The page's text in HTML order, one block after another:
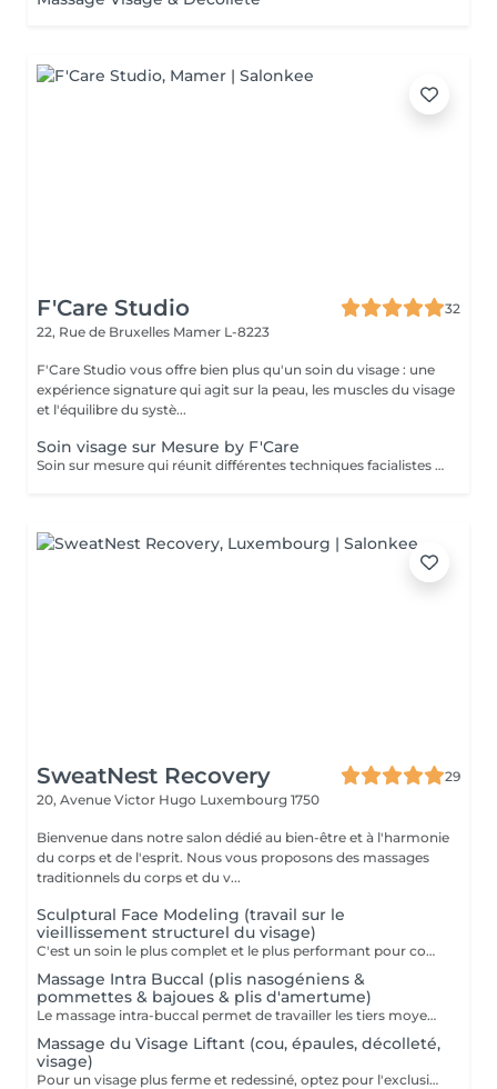
F'Care Studio
32
22, Rue de Bruxelles Mamer L-8223
F'Care Studio vous offre bien plus qu'un soin du visage : une
expérience signature qui agit sur la peau, les muscles du visage
et l'équilibre du systè...
Soin visage sur Mesure by F'Care
Soin sur mesure qui réunit différentes techniques facialistes pour cibler en profondeur vos besoins et attentes, zone par zone. La promesse d'une pause bien-être rien que pour vous, d'un soin massage facialiste sur mesure avec des résultats visibles immédiatement. Pour qui ? Vous aimez les soins du visage naturels et non invasifs reposant sur les bienfaits du massage manuel pour transformer durablement la qualité de votre peau et la structure de votre visage. Bénéfices : Effets visibles sur les signes de vieillissement, de fatigue, les gonflements, les imperfections et le manque d'éclat. Chaque soin est réalisé sur mesure en fonction de vos besoins et attentes - Diagnostic de peau et morpho facial - Nettoyage de la peau - Massage en profondeur du visage, cou, décolleté et crâne - Recommandation personnalisé Soin de 60 minutes : 140 € Soin de 75 minutes : 160€ Soin de 90 minutes : 180€ Ajoutez une séance de thérapie LED anti imperfections de 20 minutes (+25€). Lieu : F'Care Studio, 22 rue de Bruxelles à Mamer (Luxembourg). Place de parking privative à droite du studio.
SweatNest Recovery
29
20, Avenue Victor Hugo Luxembourg 1750
Bienvenue dans notre salon dédié au bien-être et à l'harmonie
du corps et de l'esprit. Nous vous proposons des massages
traditionnels du corps et du v...
Sculptural Face Modeling (travail sur le
vieillissement structurel du visage)
C'est un soin le plus complet et le plus performant pour combattre et/ou prévenir des changements du visage, du cou et le décolleté provoqués par le vieillissement. Cette technique se base sur les connaissances d'anatomie générale, sur la compréhension des mécanismes physiologiques du vieillissement et sur l'analyse esthétique du visage. Quatre techniques sont utilisées durant ce massage : Massage mio-fascial, Massage intra-buccale, Lifting, Drainage lymphatique. Grace à ses nombreux effets, Sculptural Face Modeling rencontre beaucoup de succès parmi des adeptes des méthodes de rajeunissement naturelles et non-invasives, alternatives aux techniques de chirurgie esthétique. Prendre connaissance des contre-indications pour le massage intra buccal est important: Maladies infectieuses de la cavité buccale Maladies de la peau du visage et du décolleté Injections de produits d'acide hyaluronique dans les sillons nasogéniens au cours des 6 derniers mois Injections de fillers dans la zone des lèvres et des joues au cours des 6 derniers mois Les fils tenseurs au cours des 12 derniers mois Injections de la toxine botulique au cours des 6 derniers mois Prothèses, implantation & Extraction dentaire et dentisterie orthopédique au cours des 6 derniers mois Maladies de la glande thyroïde (glande thyroïde hypertrophiée et/ou la présence de tumeurs)
Massage Intra Buccal (plis nasogéniens &
pommettes & bajoues & plis d'amertume)
Le massage intra-buccal permet de travailler les tiers moyen et inferieur du visage qui sont particulièrement touchés par les changements dus à l'âge : plis nasogénien, bajoues, rides autour de la bouche, plis d'amertume, « peau d'orange » du menton. C'est une technique vraiment originale et subtile, qui stimule les muscles du visage par un double massage interne et externe. Le but du massage intra-buccal est d'éliminer l'hypertonie des muscles du visage, de soulager les tensions dans les zones d'attachement musculaire aux os et de diminuer les poches et les cernes sous les yeux. Note importante : le massage intra-buccal a pour but un effet esthétique mais pas thérapeutique. Il n'est pas indiqué pour soigner le bruxisme !
Massage du Visage Liftant (cou, épaules, décolleté,
visage)
Pour un visage plus ferme et redessiné, optez pour l'exclusivité d'un massage de votre visage personnalisé. Pendant 60 min des dizaines de techniques, de gestes précis, minutieux, vont stimuler, détendre, oxygéner les différents tissus qui composent votre visage & décolleté & épaules. Le résultat est aussi bien une sensation unique de bien-être de détente, qu'un visage lissé, repulpé, lumineux et éclatant.